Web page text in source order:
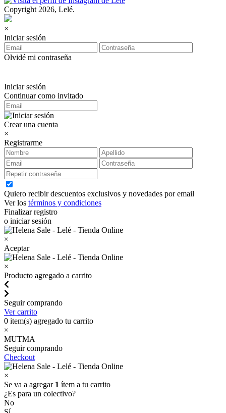
Copyright 2026, Lelé.
×
Iniciar sesión
Olvidé mi contraseña
Iniciar sesión
Continuar como invitado
Crear una cuenta
×
Registrarme
Quiero recibir descuentos exclusivos y novedades por email
Ver los términos y condiciones
Finalizar registro
o iniciar sesión
×
Aceptar
×
Producto agregado a carrito
Seguir comprando
Ver carrito
0 item(s) agregado tu carrito
×
MUTMA
Seguir comprando
Checkout
×
Se va a agregar 1 ítem a tu carrito
¿Es para un colectivo?
No